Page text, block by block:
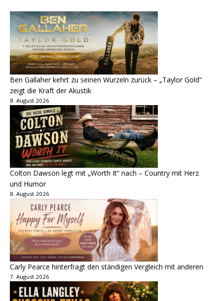
Ben Gallaher kehrt zu seinen Wurzeln zurück – „Taylor Gold“
zeigt die Kraft der Akustik
8. August 2026
Colton Dawson legt mit „Worth It“ nach – Country mit Herz
und Humor
8. August 2026
Carly Pearce hinterfragt den ständigen Vergleich mit anderen
7. August 2026